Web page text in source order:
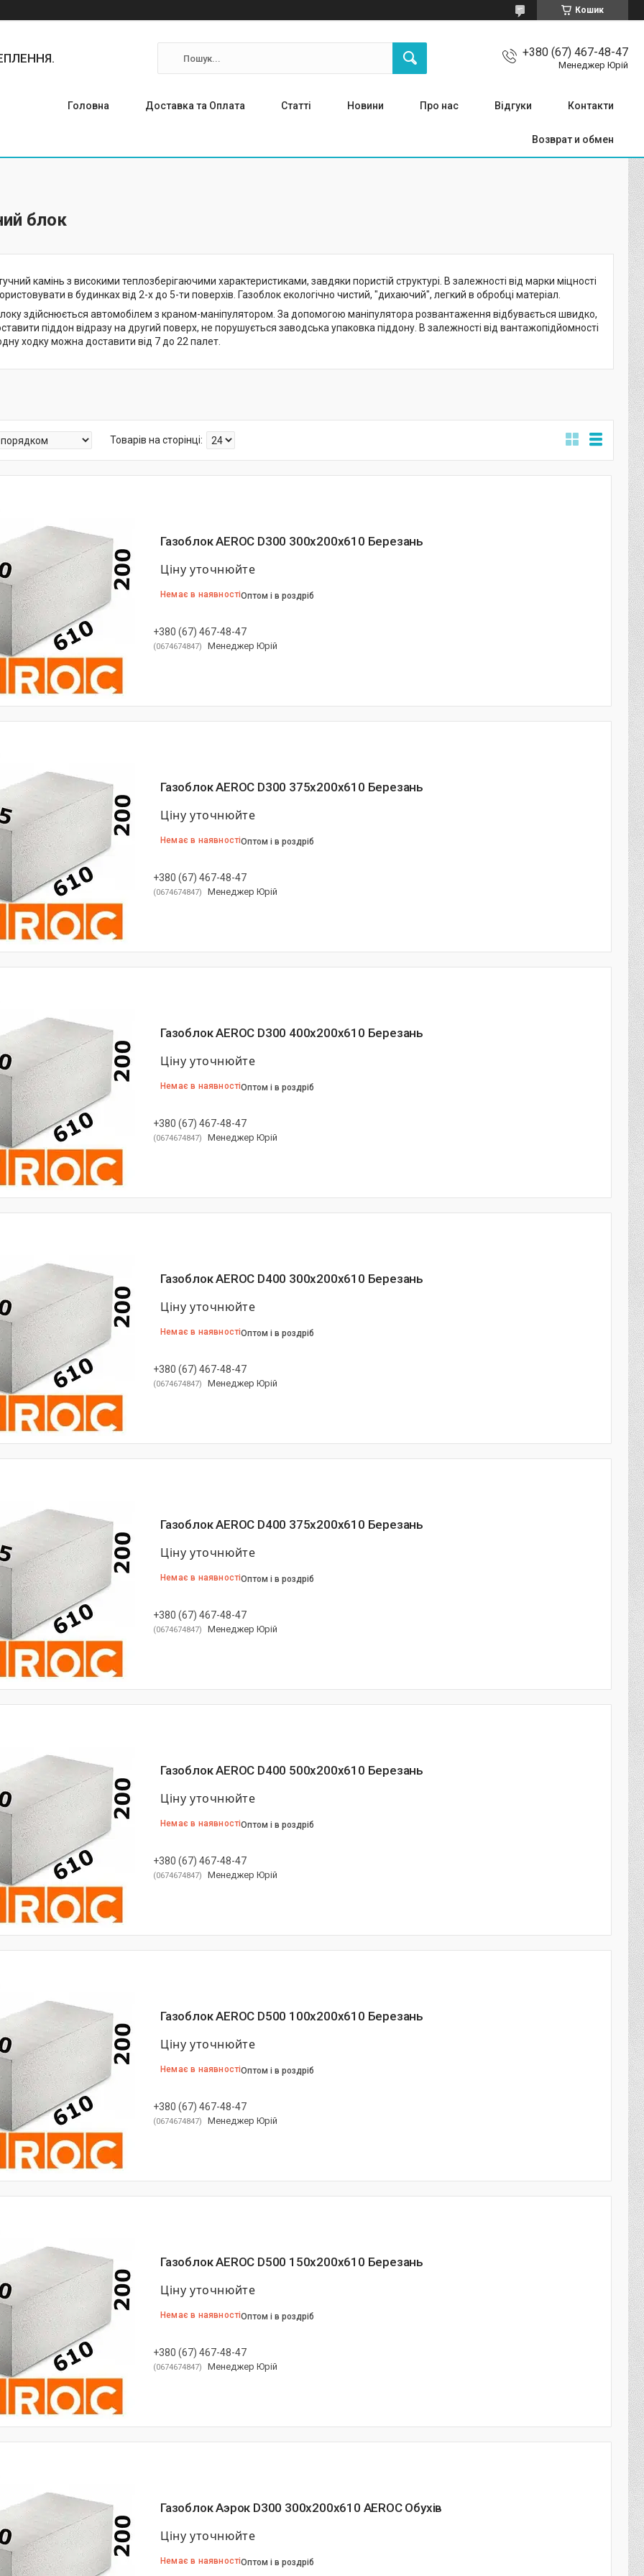
Кошик
+380 (67) 467-48-47
Менеджер Юрій
Головна Доставка та Оплата Статті Новини Про нас Відгуки Контакти
Возврат и обмен
блок
камінь з високими теплозберігаючими характеристиками, завдяки пористій структурі. В залежності від марки міцності
в будинках від 2-х до 5-ти поверхів. Газоблок екологічно чистий, "дихаючий", легкий в обробці матеріал.
здійснюється автомобілем з краном-маніпулятором. За допомогою маніпулятора розвантаження відбувається швидко,
піддон відразу на другий поверх, не порушується заводська упаковка піддону. В залежності від вантажопідйомності
ходку можна доставити від 7 до 22 палет.
Газоблок AEROC D300 300х200х610 Березань
Ціну уточнюйте
Немає в наявностіОптом і в роздріб
+380 (67) 467-48-47
0674674847 Менеджер Юрій
Газоблок AEROC D300 375х200х610 Березань
Ціну уточнюйте
Немає в наявностіОптом і в роздріб
+380 (67) 467-48-47
0674674847 Менеджер Юрій
Газоблок AEROC D300 400х200х610 Березань
Ціну уточнюйте
Немає в наявностіОптом і в роздріб
+380 (67) 467-48-47
0674674847 Менеджер Юрій
Газоблок AEROC D400 300х200х610 Березань
Ціну уточнюйте
Немає в наявностіОптом і в роздріб
+380 (67) 467-48-47
0674674847 Менеджер Юрій
Газоблок AEROC D400 375х200х610 Березань
Ціну уточнюйте
Немає в наявностіОптом і в роздріб
+380 (67) 467-48-47
0674674847 Менеджер Юрій
Газоблок AEROC D400 500х200х610 Березань
Ціну уточнюйте
Немає в наявностіОптом і в роздріб
+380 (67) 467-48-47
0674674847 Менеджер Юрій
Газоблок AEROC D500 100х200х610 Березань
Ціну уточнюйте
Немає в наявностіОптом і в роздріб
+380 (67) 467-48-47
0674674847 Менеджер Юрій
Газоблок AEROC D500 150х200х610 Березань
Ціну уточнюйте
Немає в наявностіОптом і в роздріб
+380 (67) 467-48-47
0674674847 Менеджер Юрій
Газоблок Аэрок D300 300х200х610 AEROC Обухів
Ціну уточнюйте
Немає в наявностіОптом і в роздріб